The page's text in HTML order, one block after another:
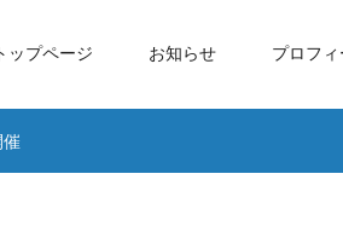
トップページ お知らせ プロフ
催